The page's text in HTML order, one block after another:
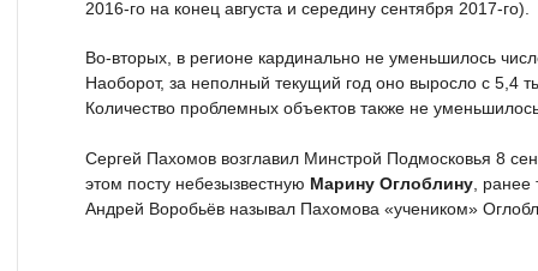
2016-го на конец августа и середину сентября 2017-го).
Во-вторых, в регионе кардинально не уменьшилось
Наоборот, за неполный текущий год оно выросло с 5,4
Количество проблемных объектов также не
Сергей Пахомов возглавил Минстрой Подмосковья 8
этом посту небезызвестную Марину Оглоблину ,
Андрей Воробьёв называл Пахомова «учеником»